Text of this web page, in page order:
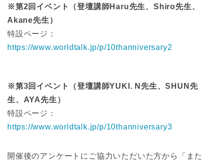
※第2回イベント（登壇講師Haru先生、Shiro先生、
Akane先生）
特設ページ：
https://www.worldtalk.jp/p/10thanniversary2
※第3回イベント（登壇講師YUKI. N先生、SHUN先
生、AYA先生）
特設ページ：
https://www.worldtalk.jp/p/10thanniversary3
開催後のアンケートにご協力いただいた方から「また